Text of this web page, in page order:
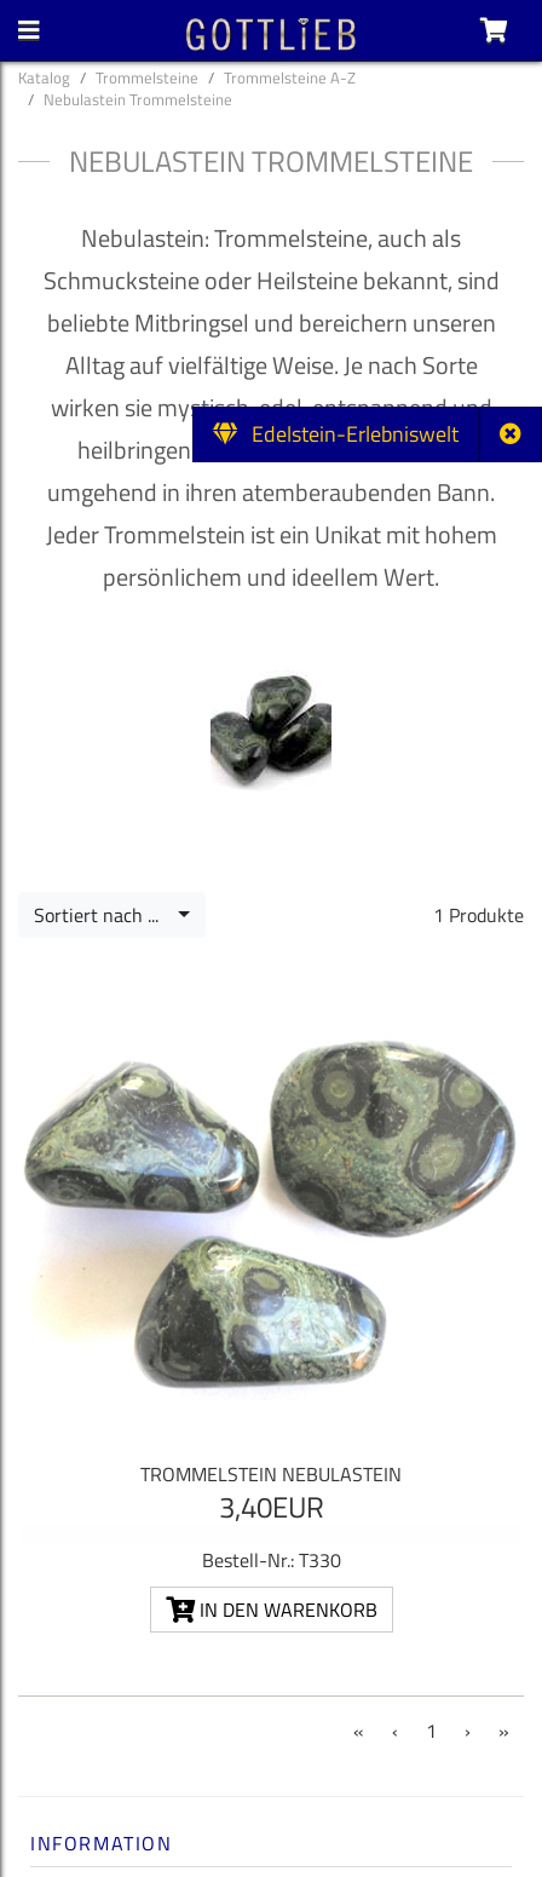
Edelstein-Erlebniswelt
Katalog Trommelsteine
Trommelsteine A-Z
Nebulastein Trommelsteine
NEBULASTEIN TROMMELSTEINE
Nebulastein: Trommelsteine, auch als
Schmucksteine oder Heilsteine bekannt, sind
beliebte Mitbringsel und bereichern unseren
Alltag auf vielfältige Weise. Je nach Sorte
wirken sie mystisch, edel, entspannend und
heilbringend und ziehen ihren Besitzer
umgehend in ihren atemberaubenden Bann.
Jeder Trommelstein ist ein Unikat mit hohem
persönlichem und ideellem Wert.
1 Produkte
Sortiert nach ...
TROMMELSTEIN NEBULASTEIN
3,40EUR
Bestell-Nr.: T330
IN DEN WARENKORB
« ‹ 1 (current)
› »
INFORMATION